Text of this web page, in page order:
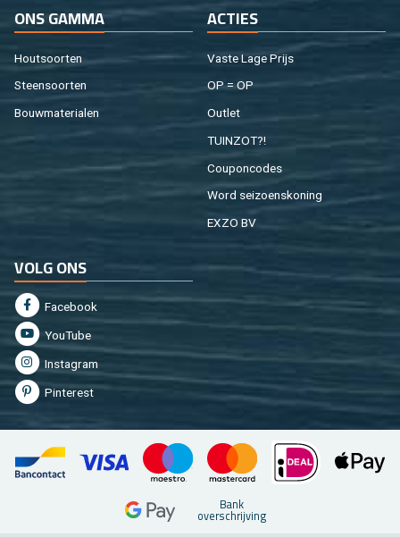
ONS GAMMA
Hout­soor­ten
Steen­soor­ten
Bouw­ma­te­ri­a­len
AC­TIES
Vaste Lage Prijs
OP = OP
Out­let
TUIN­ZOT?!
Cou­pon­co­des
Word sei­zoens­ko­ning
EXZO BV
VOLG ONS
Fa­cebook
You­Tu­be
In­st­agram
Pin­te­rest
Bank
over­schrij­ving